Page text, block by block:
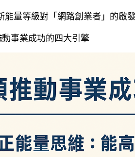
能量等級對「網路創業者」的啟
動事業成功的四大引擎